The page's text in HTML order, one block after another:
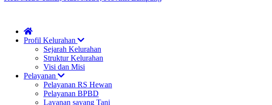
Profil Kelurahan
Sejarah Kelurahan
Struktur Kelurahan
Visi dan Misi
Pelayanan
Pelayanan RS Hewan
Pelayanan BPBD
Layanan sayang Tani